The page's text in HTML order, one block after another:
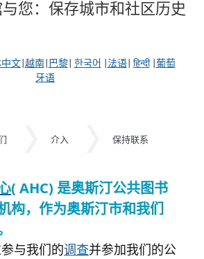
您：保存城市和社区历史
文| 越南 巴黎| 한국어 法语| हिन्दी| 葡萄
牙语
介入 保持联系
( AHC) 是奥斯汀公共图书
构，作为奥斯汀市和我们
与我们的调查并参加我们的公